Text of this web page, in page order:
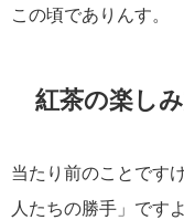
この頃でありんす。
紅茶の楽し
当たり前のことです
人たちの勝手」ですよ